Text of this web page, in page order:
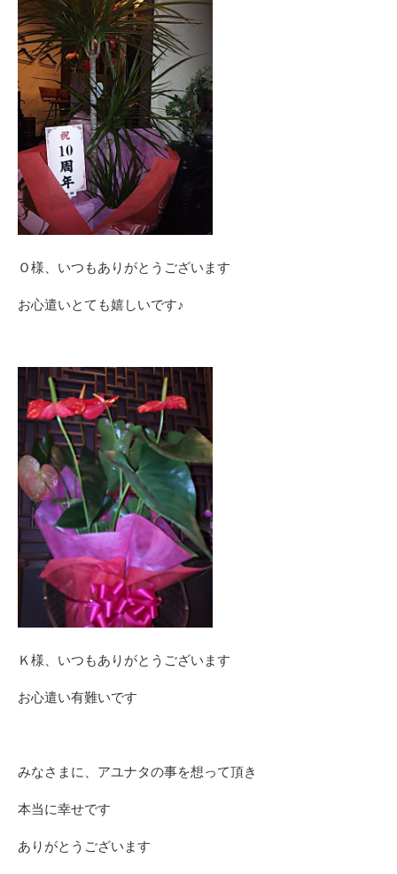
Ｏ様、いつもありがとうございます
お心遣いとても嬉しいです♪
Ｋ様、いつもありがとうございます
お心遣い有難いです
みなさまに、アユナタの事を想って頂き
本当に幸せです
ありがとうございます